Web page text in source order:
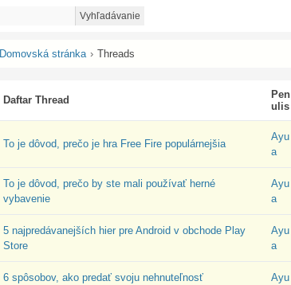
Vyhľadávanie
Domovská stránka › Threads
Daftar Thread
Pen
ulis
To je dôvod, prečo je hra Free Fire populárnejšia
Ayu
a
To je dôvod, prečo by ste mali používať herné
vybavenie
Ayu
a
5 najpredávanejších hier pre Android v obchode Play
Store
Ayu
a
6 spôsobov, ako predať svoju nehnuteľnosť
Ayu